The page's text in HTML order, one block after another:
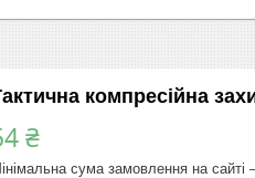
компресійна
₴
сума замовлення на